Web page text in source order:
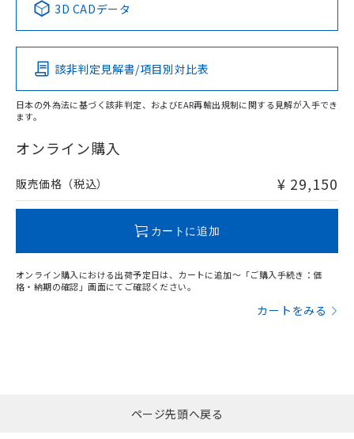
Pb Hg Cd Cr(VI)
O
在庫等で未対応品が混在する可能性があります。
問い合わせください。
この製品の規格認証/適合状況ページへ
その他の認証はこちらのページからご検索ください
3D CADデータ
該非判定見解書/項目別対比表
日本の外為法に基づく該非判定、およびEAR再輸出規制に関する見解が入手でき
ます。
オンライン購入
販売価格（税込） ¥ 29,150
カートに追加
オンライン購入における出荷予定日は、カートに追加～「ご購入手続き：価
格・納期の確認」画面にてご確認ください。
カートをみる
ページ先頭へ戻る